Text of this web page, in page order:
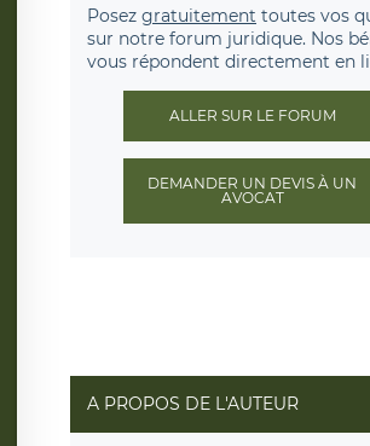
Posez gratuitement toutes vos
sur notre forum juridique. Nos
vous répondent directement en
ALLER SUR LE FORUM
DEMANDER UN DEVIS À UN
AVOCAT
A PROPOS DE L'AUTEUR